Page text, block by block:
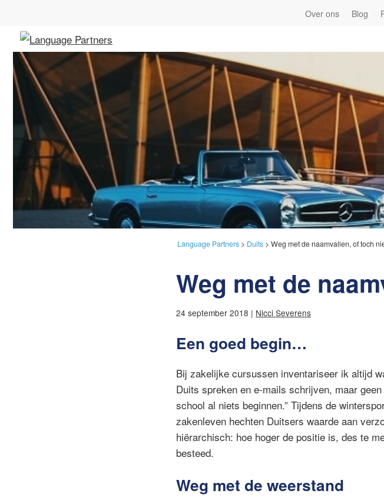
Over ons Blog
Language Partners > Duits >Weg met de naamvallen, of toch
Weg met de
24 september 2018 | Nicci Severens
Een goed begin…
Bij zakelijke cursussen inventariseer ik altijd
Duits spreken en e-mails schrijven, maar
school al niets beginnen.” Tijdens de
zakenleven hechten Duitsers waarde aan
hiërarchisch: hoe hoger de positie is, des te
besteed.
Weg met de weerstand